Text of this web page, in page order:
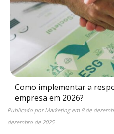
Como implementar a
empresa em 2026?
Publicado porMarketingem 8 de
dezembro de 2025